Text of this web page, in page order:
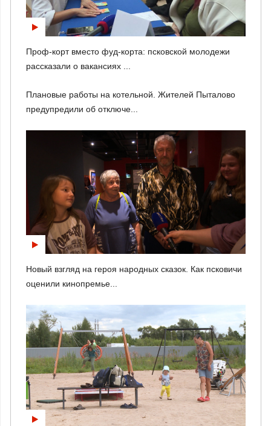
Проф-корт вместо фуд-корта: псковской молодежи
рассказали о вакансиях ...
Плановые работы на котельной. Жителей Пыталово
предупредили об отключе...
Новый взгляд на героя народных сказок. Как псковичи
оценили кинопремье...